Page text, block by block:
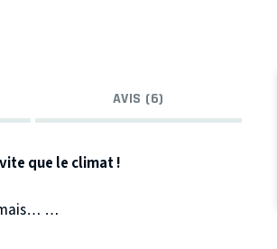
AVIS (6)
que le climat !
au diesel ?